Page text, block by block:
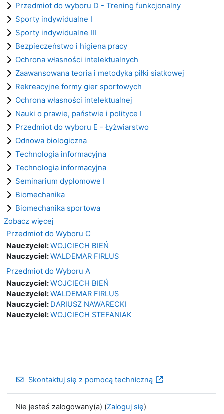
Przedmiot do wyboru D - Trening funkcjonalny
Sporty indywidualne I
Sporty indywidualne III
Bezpieczeństwo i higiena pracy
Ochrona własności intelektualnych
Zaawansowana teoria i metodyka piłki siatkowej
Rekreacyjne formy gier sportowych
Ochrona własności intelektualnej
Nauki o prawie, państwie i polityce I
Przedmiot do wyboru E - Łyżwiarstwo
Odnowa biologiczna
Technologia informacyjna
Technologia informacyjna
Seminarium dyplomowe I
Biomechanika
Biomechanika sportowa
Zobacz więcej
Przedmiot do Wyboru C
Nauczyciel:WOJCIECH BIEŃ
Nauczyciel:WALDEMAR FIRLUS
Przedmiot do Wyboru A
Nauczyciel:WOJCIECH BIEŃ
Nauczyciel:WALDEMAR FIRLUS
Nauczyciel: DARIUSZ NAWARECKI
Nauczyciel:WOJCIECH STEFANIAK
Skontaktuj się z pomocą techniczną
Nie jesteś zalogowany(a) (Zaloguj się)